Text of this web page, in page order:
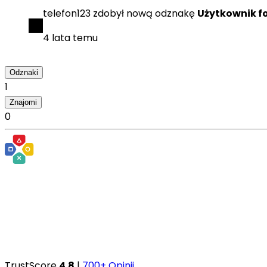
telefon123 zdobył nową odznakę Użytkownik
4 lata temu
Odznaki
1
Znajomi
0